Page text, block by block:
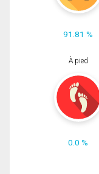
91.81 %
À pied
0.0 %